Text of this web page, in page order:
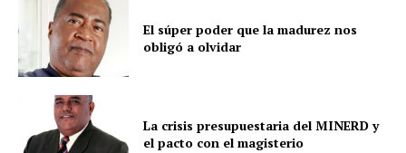
El súper poder que la madurez nos
obligó a olvidar
La crisis presupuestaria del MINERD y
el pacto con el magisterio